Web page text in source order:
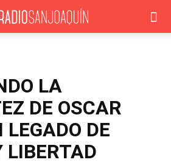
LA
DE OSCAR
LEGADO DE
LIBERTAD